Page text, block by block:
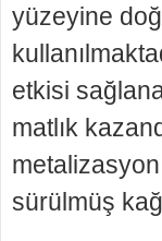
yüzeyine
etkisi
matlık
metalizasyon
sürülmüş